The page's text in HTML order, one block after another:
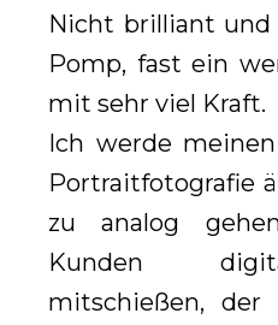
Nicht brilliant
Pomp, fast ein
mit sehr viel Kraft.
Ich werde
Portraitfotografie
zu analog
Kunden
mitschießen, der